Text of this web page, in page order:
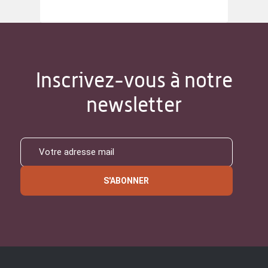
Inscrivez-vous à notre
newsletter
S'ABONNER